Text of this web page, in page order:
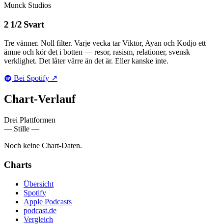
Munck Studios
2 1/2 Svart
Tre vänner. Noll filter. Varje vecka tar Viktor, Ayan och Kodjo ett
ämne och kör det i botten — resor, rasism, relationer, svensk
verklighet. Det låter värre än det är. Eller kanske inte.
Bei Spotify ↗
Chart-Verlauf
Drei Plattformen
— Stille —
Noch keine Chart-Daten.
Charts
Übersicht
Spotify
Apple Podcasts
podcast.de
Vergleich